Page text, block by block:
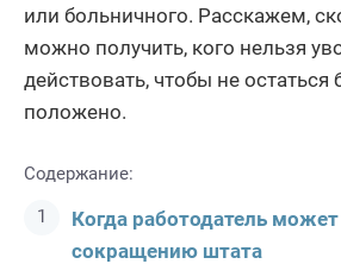
или больничного. Расскажем,
можно получить, кого нельзя
действовать, чтобы не остаться
положено.
Содержание:
Когда работодатель
сокращению штата